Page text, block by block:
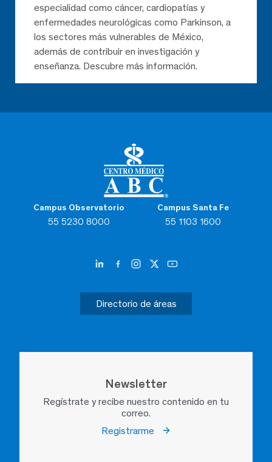
Campus Observatorio
55 5230 8000
Campus Santa Fe
55 1103 1600
Directorio de áreas
Newsletter
Regístrate y recibe nuestro contenido en tu
correo.
Registrarme
especialidad como cáncer, cardiopatías y
enfermedades neurológicas como Parkinson, a
los sectores más vulnerables de México,
además de contribuir en investigación y
enseñanza. Descubre más información.